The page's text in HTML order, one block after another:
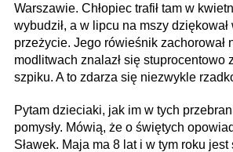
Warszawie. Chłopiec trafił tam w
wybudził, a w lipcu na mszy
przeżycie. Jego rówieśnik zachorował
modlitwach znalazł się stuprocentowo
szpiku. A to zdarza się niezwykle
Pytam dzieciaki, jak im w tych
pomysły. Mówią, że o świętych
Sławek. Maja ma 8 lat i w tym roku